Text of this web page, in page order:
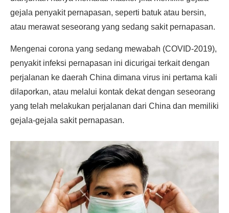
gejala penyakit pernapasan, seperti batuk atau bersin,
atau merawat seseorang yang sedang sakit pernapasan.
Mengenai corona yang sedang mewabah (COVID-2019),
penyakit infeksi pernapasan ini dicurigai terkait dengan
perjalanan ke daerah China dimana virus ini pertama kali
dilaporkan, atau melalui kontak dekat dengan seseorang
yang telah melakukan perjalanan dari China dan memiliki
gejala-gejala sakit pernapasan.